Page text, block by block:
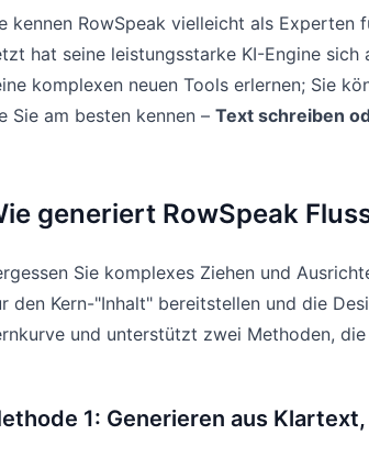
kennen RowSpeak vielleicht als Experten
hat seine leistungsstarke KI-Engine sich
komplexen neuen Tools erlernen; Sie
Sie am besten kennen – Text schreiben
generiert RowSpeak
Sie komplexes Ziehen und
den Kern-"Inhalt" bereitstellen und die
und unterstützt zwei Methoden,
1: Generieren aus